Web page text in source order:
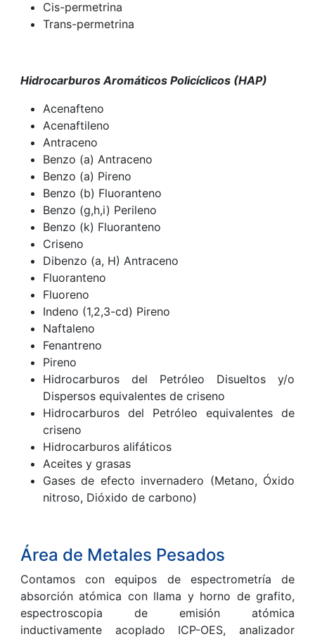
Cis-permetrina
Trans-permetrina
Hidrocarburos Aromáticos Policíclicos (HAP)
Acenafteno
Acenaftileno
Antraceno
Benzo (a) Antraceno
Benzo (a) Pireno
Benzo (b) Fluoranteno
Benzo (g,h,i) Perileno
Benzo (k) Fluoranteno
Criseno
Dibenzo (a, H) Antraceno
Fluoranteno
Fluoreno
Indeno (1,2,3-cd) Pireno
Naftaleno
Fenantreno
Pireno
Hidrocarburos del Petróleo Disueltos y/o
Dispersos equivalentes de criseno
Hidrocarburos del Petróleo equivalentes de
criseno
Hidrocarburos alifáticos
Aceites y grasas
Gases de efecto invernadero (Metano, Óxido
nitroso, Dióxido de carbono)
Área de Metales Pesados
Contamos con equipos de espectrometría de
absorción atómica con llama y horno de grafito,
espectroscopia de emisión atómica
inductivamente acoplado ICP-OES, analizador